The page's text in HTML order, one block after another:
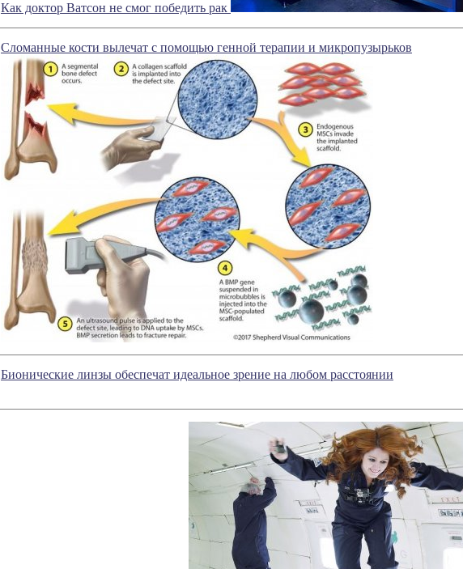
Как доктор Ватсон не смог победить рак
Сломанные кости вылечат с помощью генной терапии и микропузырьков
Бионические линзы обеспечат идеальное зрение на любом расстоянии